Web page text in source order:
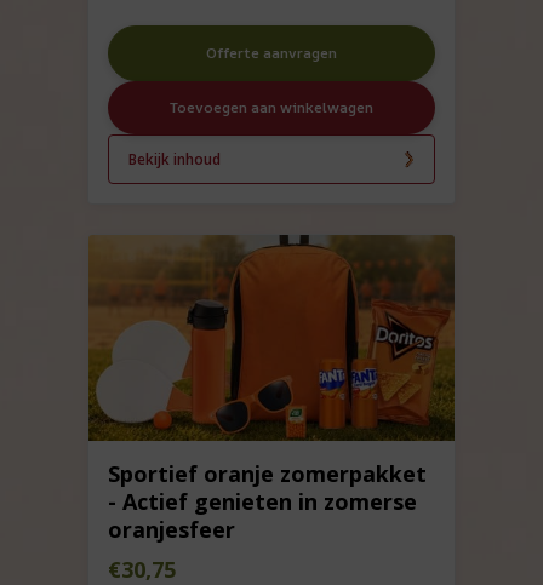
Offerte aanvragen
Toevoegen aan winkelwagen
Bekijk inhoud
Sportief oranje zomerpakket
- Actief genieten in zomerse
oranjesfeer
€30,75